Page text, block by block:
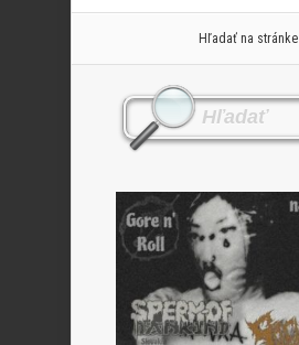
Hľadať na stránke